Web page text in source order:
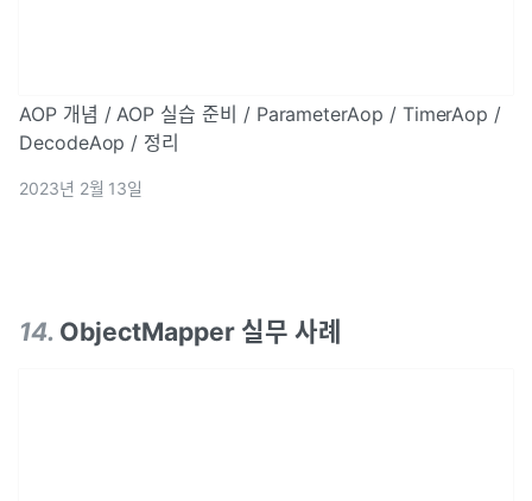
AOP 개념 / AOP 실습 준비 / ParameterAop / TimerAop /
DecodeAop / 정리
2023년 2월 13일
14. ObjectMapper 실무 사례